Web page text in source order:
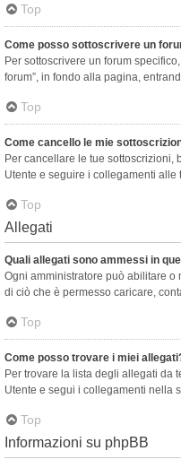
Top
Come posso sottoscrivere un
Per sottoscrivere un forum
forum”, in fondo alla pagina,
Top
Come cancello le mie
Per cancellare le tue
Utente e seguire i collegamenti alle
Top
Allegati
Quali allegati sono ammessi in
Ogni amministratore può abilitare
di ciò che è permesso caricare,
Top
Come posso trovare i miei
Per trovare la lista degli allegati da
Utente e segui i collegamenti nella
Top
Informazioni su phpBB